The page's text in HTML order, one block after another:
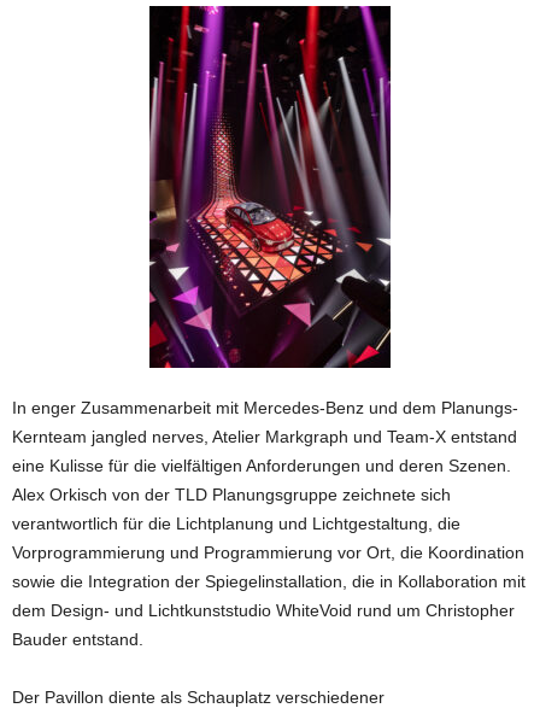
In enger Zusammenarbeit mit Mercedes-Benz und dem Planungs-
Kernteam jangled nerves, Atelier Markgraph und Team-X entstand
eine Kulisse für die vielfältigen Anforderungen und deren Szenen.
Alex Orkisch von der TLD Planungsgruppe zeichnete sich
verantwortlich für die Lichtplanung und Lichtgestaltung, die
Vorprogrammierung und Programmierung vor Ort, die Koordination
sowie die Integration der Spiegelinstallation, die in Kollaboration mit
dem Design- und Lichtkunststudio WhiteVoid rund um Christopher
Bauder entstand.
Der Pavillon diente als Schauplatz verschiedener